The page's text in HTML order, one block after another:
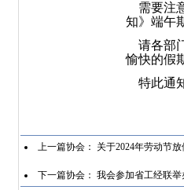
需要注
知》端午
请各部
愉快的假
特此通
陕
上一篇协会： 关于2024年劳动节
下一篇协会： 我会参加省工经联